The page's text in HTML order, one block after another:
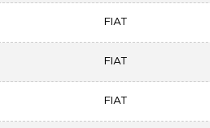
FIAT
FIAT
FIAT